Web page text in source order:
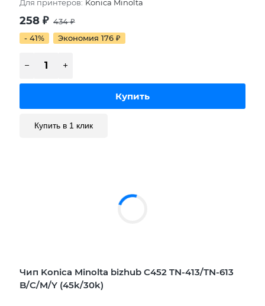
Для принтеров: Konica Minolta
258 ₽ 434₽
- 41%
Экономия 176 ₽
Купить в 1 клик
Чип Konica Minolta bizhub C452 TN-413/TN-613
B/C/M/Y (45k/30k)